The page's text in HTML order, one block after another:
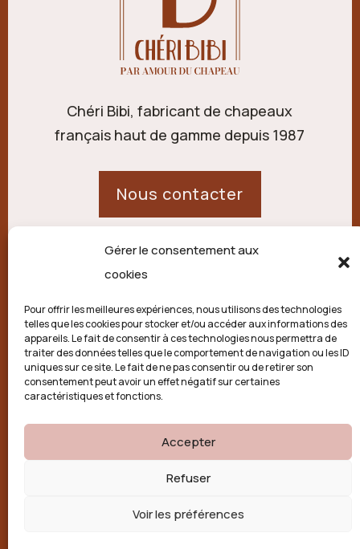
Gérer le consentement aux
cookies
Pour offrir les meilleures expériences, nous utilisons des technologies
telles que les cookies pour stocker et/ou accéder aux informations des
appareils. Le fait de consentir à ces technologies nous permettra de
traiter des données telles que le comportement de navigation ou les ID
uniques sur ce site. Le fait de ne pas consentir ou de retirer son
consentement peut avoir un effet négatif sur certaines
caractéristiques et fonctions.
Accepter
Refuser
Voir les préférences
Chéri Bibi, fabricant de chapeaux
français haut de gamme depuis 1987
Nous contacter
21 route de Palisse,
Politique de confidentialité
Conditions générales